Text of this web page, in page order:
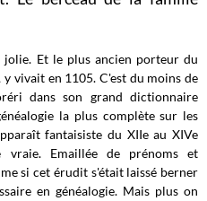
jolie. Et le plus ancien porteur du
vivait en 1105. C'est du moins de
dans son grand dictionnaire
la plus complète sur les
fantaisiste du XIIe au XIVe
Emaillée de prénoms et
si cet érudit s'était laissé berner
en généalogie. Mais plus on